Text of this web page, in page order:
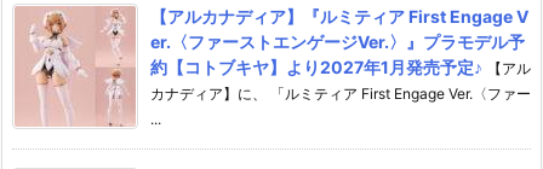
【アルカナディア】『ルミティア First Engage V
er.〈ファーストエンゲージVer.〉』プラモデル予
約【コトブキヤ】より2027年1月発売予定♪
【アル
カナディア】に、 「ルミティア First Engage Ver.〈ファー
...